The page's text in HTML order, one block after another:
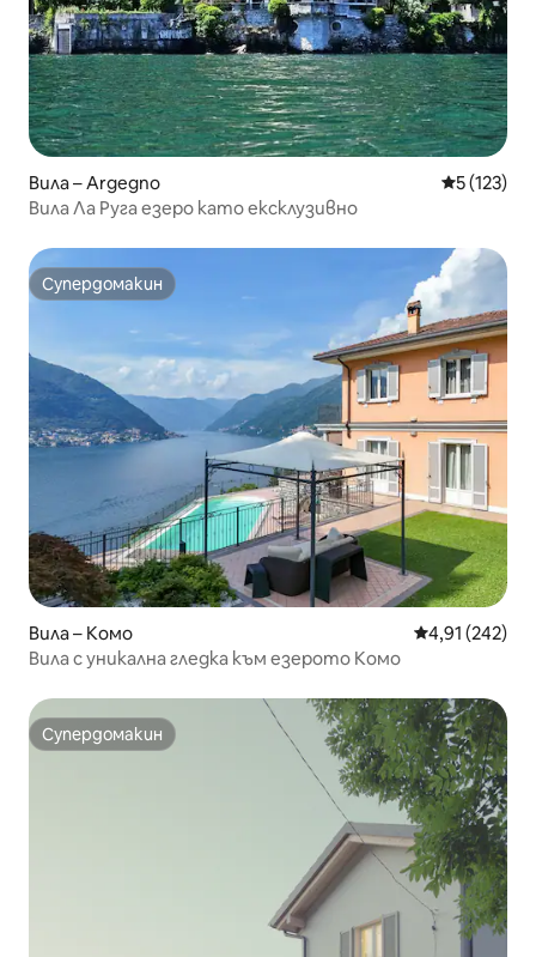
Вила – Argegno Средна
5 (123)
Вила Ла Руга езеро като ексклузивно
Супердомакин
Супердомакин
Вила – Комо Средна
4,91 (242)
Вила с уникална гледка към езерото Комо
Супердомакин
Супердомакин